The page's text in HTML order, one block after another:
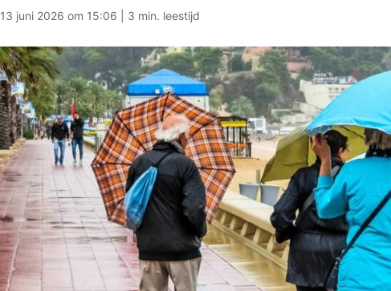
13 juni 2026 om 15:06 | 3 min. leestijd